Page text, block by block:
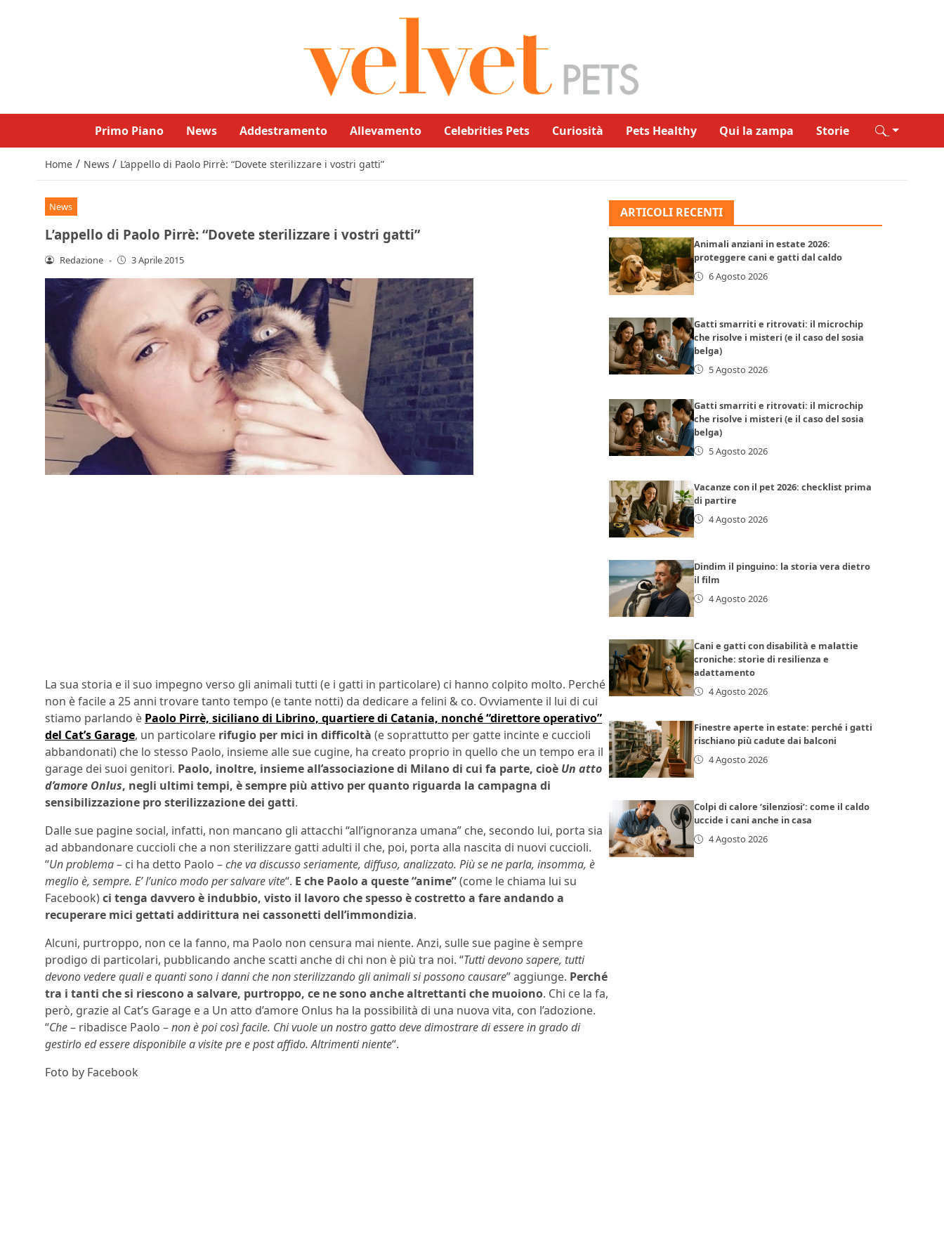
Primo Piano News Addestramento Allevamento Celebrities Pets Curiosità Pets Healthy Qui la zampa Storie
Home / News / L’appello di Paolo Pirrè: “Dovete sterilizzare i vostri gatti”
News
L’appello di Paolo Pirrè: “Dovete sterilizzare i vostri gatti”
Redazione - 3 Aprile 2015
La sua storia e il suo impegno verso gli animali tutti (e i gatti in particolare) ci hanno colpito molto. Perché
non è facile a 25 anni trovare tanto tempo (e tante notti) da dedicare a felini & co. Ovviamente il lui di cui
stiamo parlando è Paolo Pirrè, siciliano di Librino, quartiere di Catania, nonché “direttore operativo”
del Cat’s Garage, un particolare rifugio per mici in difficoltà (e soprattutto per gatte incinte e cuccioli
abbandonati) che lo stesso Paolo, insieme alle sue cugine, ha creato proprio in quello che un tempo era il
garage dei suoi genitori. Paolo, inoltre, insieme all’associazione di Milano di cui fa parte, cioè Un atto
d’amore Onlus, negli ultimi tempi, è sempre più attivo per quanto riguarda la campagna di
sensibilizzazione pro sterilizzazione dei gatti.
Dalle sue pagine social, infatti, non mancano gli attacchi “all’ignoranza umana” che, secondo lui, porta sia
ad abbandonare cuccioli che a non sterilizzare gatti adulti il che, poi, porta alla nascita di nuovi cuccioli.
“Un problema– ci ha detto Paolo –che va discusso seriamente, diffuso, analizzato. Più se ne parla, insomma, è
meglio è, sempre. E’ l’unico modo per salvare vite“. E che Paolo a queste “anime”(come le chiama lui su
Facebook)ci tenga davvero è indubbio, visto il lavoro che spesso è costretto a fare andando a
recuperare mici gettati addirittura nei cassonetti dell’immondizia.
Alcuni, purtroppo, non ce la fanno, ma Paolo non censura mai niente. Anzi, sulle sue pagine è sempre
prodigo di particolari, pubblicando anche scatti anche di chi non è più tra noi. “Tutti devono sapere, tutti
devono vedere quali e quanti sono i danni che non sterilizzando gli animali si possono causare” aggiunge. Perché
tra i tanti che si riescono a salvare, purtroppo, ce ne sono anche altrettanti che muoiono. Chi ce la fa,
però, grazie al Cat’s Garage e a Un atto d’amore Onlus ha la possibilità di una nuova vita, con l’adozione.
“Che– ribadisce Paolo –non è poi così facile. Chi vuole un nostro gatto deve dimostrare di essere in grado di
gestirlo ed essere disponibile a visite pre e post affido. Altrimenti niente“.
Foto by Facebook
ARTICOLI RECENTI
Animali anziani in estate 2026:
proteggere cani e gatti dal caldo
6 Agosto 2026
Gatti smarriti e ritrovati: il microchip
che risolve i misteri (e il caso del sosia
belga)
5 Agosto 2026
Gatti smarriti e ritrovati: il microchip
che risolve i misteri (e il caso del sosia
belga)
5 Agosto 2026
Vacanze con il pet 2026: checklist prima
di partire
4 Agosto 2026
Dindim il pinguino: la storia vera dietro
il film
4 Agosto 2026
Cani e gatti con disabilità e malattie
croniche: storie di resilienza e
adattamento
4 Agosto 2026
Finestre aperte in estate: perché i gatti
rischiano più cadute dai balconi
4 Agosto 2026
Colpi di calore ‘silenziosi’: come il caldo
uccide i cani anche in casa
4 Agosto 2026